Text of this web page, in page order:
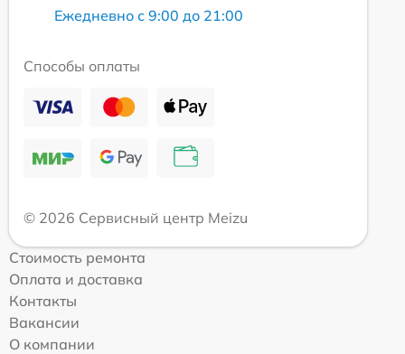
Ежедневно с 9:00 до 21:00
Способы оплаты
© 2026 Сервисный центр Meizu
Стоимость ремонта
Оплата и доставка
Контакты
Вакансии
О компании